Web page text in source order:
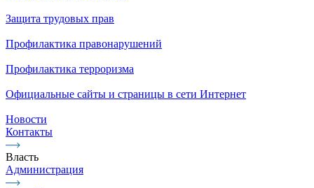
Защита трудовых прав
Профилактика правонарушений
Профилактика терроризма
Официальные сайты и страницы в сети Интернет
Новости
Контакты
Власть
Администрация